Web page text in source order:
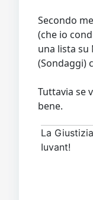
Secondo
(che io
una lista su
(Sondaggi)
Tuttavia se
bene.
La
Iuvant!